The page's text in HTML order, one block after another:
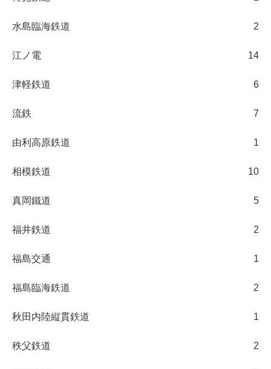
水島臨海鉄道 2
江ノ電 14
津軽鉄道 6
流鉄 7
由利高原鉄道 1
相模鉄道 10
真岡鐵道 5
福井鉄道 2
福島交通 1
福島臨海鉄道 2
秋田内陸縦貫鉄道 1
秩父鉄道 2